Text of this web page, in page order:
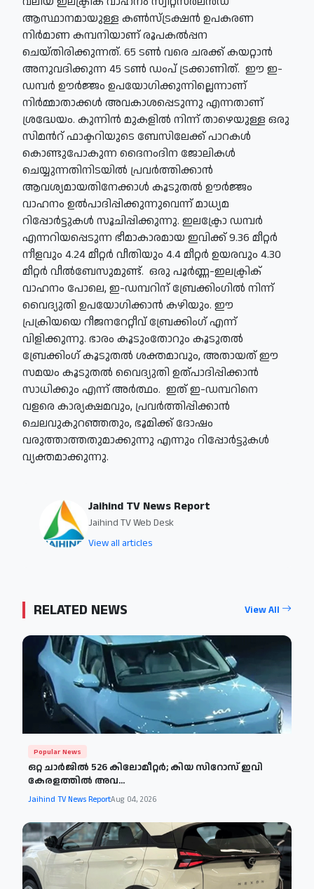
ആസ്ഥാനമായുള്ള കൺസ്ട്രക്ഷൻ ഉപകരണ
നിർമാണ കമ്പനിയാണ് രൂപകൽപ്പന
ചെയ്തിരിക്കുന്നത്. 65 ടൺ വരെ ചരക്ക് കയറ്റാൻ
അനുവദിക്കുന്ന 45 ടൺ ഡംപ് ട്രക്കാണിത്. ഈ ഇ-
ഡമ്പർ ഊർജ്ജം ഉപയോഗിക്കുന്നില്ലെന്നാണ്
നിർമ്മാതാക്കൾ അവകാശപ്പെടുന്നു എന്നതാണ്
ശ്രദ്ധേയം. കുന്നിൻ മുകളിൽ നിന്ന് താഴെയുള്ള ഒരു
സിമൻറ് ഫാക്ടറിയുടെ ബേസിലേക്ക് പാറകൾ
കൊണ്ടുപോകുന്ന ദൈനംദിന ജോലികൾ
ചെയ്യുന്നതിനിടയിൽ പ്രവർത്തിക്കാൻ
ആവശ്യമായതിനേക്കാൾ കൂടുതൽ ഊർജ്ജം
വാഹനം ഉൽപാദിപ്പിക്കുന്നുവെന്ന് മാധ്യമ
റിപ്പോർട്ടുകൾ സൂചിപ്പിക്കുന്നു. ഇലക്ട്രോ ഡമ്പർ
എന്നറിയപ്പെടുന്ന ഭീമാകാരമായ ഇവിക്ക് 9.36 മീറ്റർ
നീളവും 4.24 മീറ്റർ വീതിയും 4.4 മീറ്റർ ഉയരവും 4.30
മീറ്റർ വീൽബേസുമുണ്ട്. ഒരു പൂർണ്ണ-ഇലക്ട്രിക്
വാഹനം പോലെ, ഇ-ഡമ്പറിന് ബ്രേക്കിംഗിൽ നിന്ന്
വൈദ്യുതി ഉപയോഗിക്കാൻ കഴിയും. ഈ
പ്രക്രിയയെ റീജനറേറ്റീവ് ബ്രേക്കിംഗ് എന്ന്
വിളിക്കുന്നു. ഭാരം കൂടുംതോറും കൂടുതൽ
ബ്രേക്കിംഗ് കൂടുതൽ ശക്തമാവും, അതായത് ഈ
സമയം കൂടുതൽ വൈദ്യുതി ഉത്പാദിപ്പിക്കാൻ
സാധിക്കും എന്ന് അർത്ഥം. ഇത് ഇ-ഡമ്പറിനെ
വളരെ കാര്യക്ഷമവും, പ്രവർത്തിപ്പിക്കാൻ
ചെലവുകുറഞ്ഞതും, ഭൂമിക്ക് ദോഷം
വരുത്താത്തതുമാക്കുന്നു എന്നും റിപ്പോർട്ടുകൾ
വ്യക്തമാക്കുന്നു.
Jaihind TV News Report
Jaihind TV Web Desk
View all articles
RELATED NEWS View All
Popular News
ഒറ്റ ചാർജിൽ 526 കിലോമീറ്റർ; കിയ സിറോസ് ഇവി
കേരളത്തിൽ അവ...
Jaihind TV News ReportAug 04, 2026